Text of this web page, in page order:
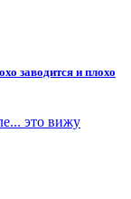
заводится и плохо
это вижу